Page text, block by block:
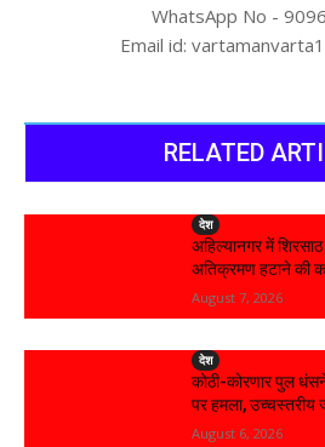
WhatsApp No -
Email id:
RELATED
देश
अहिल्यानगर में
अतिक्रमण हटाने की
August 7, 2026
देश
कोठी-कोरणार पुल
पर हमला, उच्चस्तरीय
August 6, 2026